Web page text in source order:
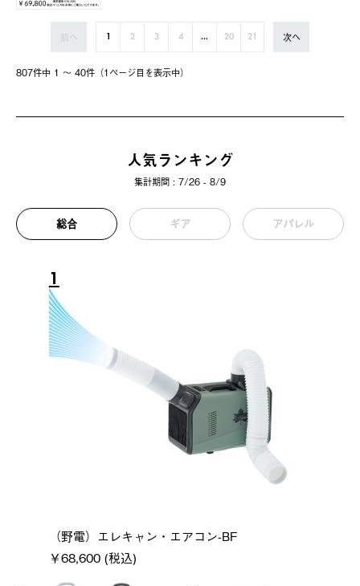
807件中 1 〜 40件（1ページ⽬を表⽰中）
前へ 1 2 3 4 ... 20 21 次へ
人気ランキング
集計期間 : 7/26 - 8/9
総合 ギア アパレル
1
（野電）エレキャン・エアコン-BF
￥68,600 (税込)